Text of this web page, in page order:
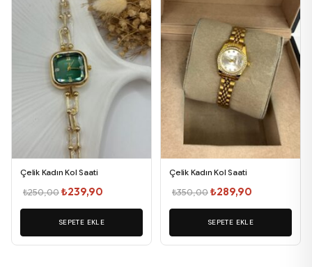
Çelik Kadın Kol Saati
₺250,00Orijinal
fiyat:
₺250,00.
₺239,90
andaki
fiyat:
SEPETE EKLE
Çelik Kadın Kol Saati
₺350,00Orijinal
fiyat:
₺350,00.
₺289,90
andaki
fiyat:
SEPETE EKLE